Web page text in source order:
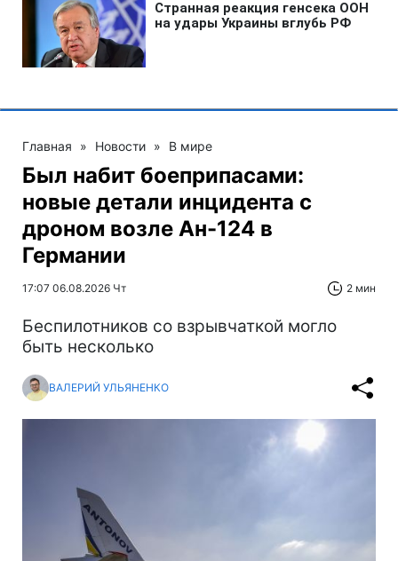
Главная » Новости » В мире
Был набит боеприпасами:
новые детали инцидента с
дроном возле Ан-124 в
Германии
17:07 06.08.2026 Чт 2 мин
Беспилотников со взрывчаткой могло
быть несколько
ВАЛЕРИЙ УЛЬЯНЕНКО